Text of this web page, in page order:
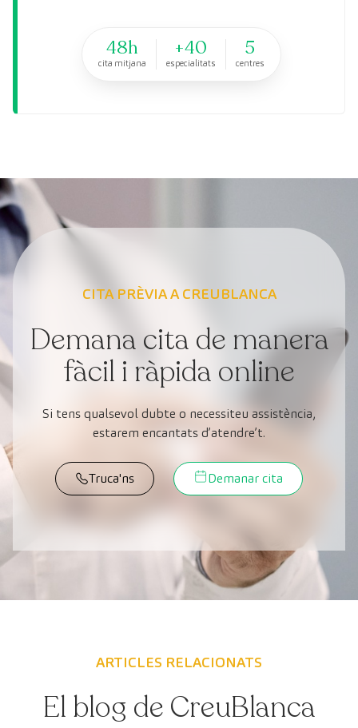
48h
cita mitjana
+40
especialitats
5
centres
CITA PRÈVIA A CREUBLANCA
Demana cita de manera
fàcil i ràpida online
Si tens qualsevol dubte o necessiteu assistència,
estarem encantats d’atendre’t.
Truca'ns Demanar cita
ARTICLES RELACIONATS
El blog de CreuBlanca